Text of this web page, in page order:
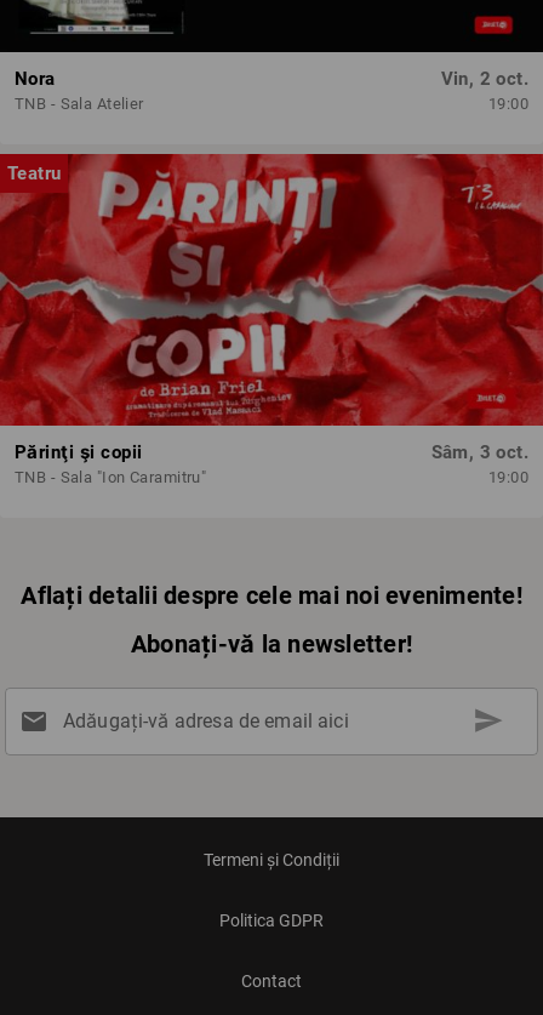
Nora
TNB - Sala Atelier
Vin, 2 oct.
19:00
Teatru
Părinţi şi copii
TNB - Sala "Ion Caramitru"
Sâm, 3 oct.
19:00
Aflați detalii despre cele mai noi evenimente!
Abonați-vă la newsletter!
mail Adăugați-vă adresa de email aici send
Termeni și Condiții
Politica GDPR
Contact